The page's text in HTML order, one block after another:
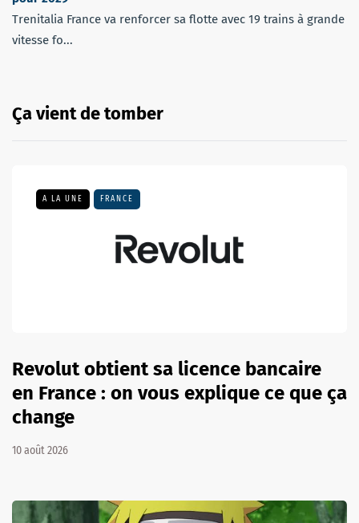
Trenitalia France va renforcer sa flotte avec 19 trains à grande
vitesse fo...
Ça vient de tomber
A LA UNE FRANCE
Revolut obtient sa licence bancaire
en France : on vous explique ce que ça
change
10 août 2026